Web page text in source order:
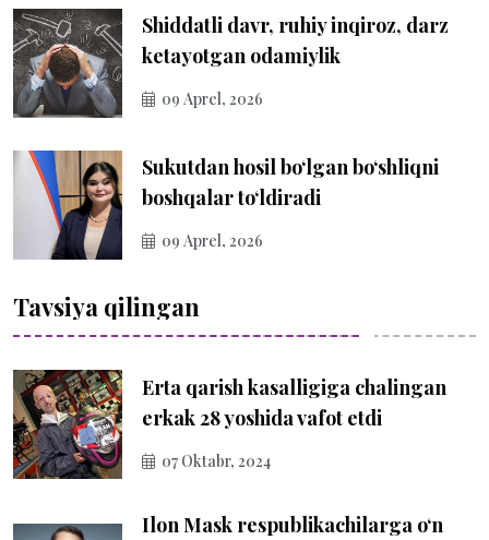
Shiddatli davr, ruhiy inqiroz, darz
ketayotgan odamiylik
09 Aprel, 2026
Sukutdan hosil bo‘lgan bo‘shliqni
boshqalar to‘ldiradi
09 Aprel, 2026
Tavsiya qilingan
Erta qarish kasalligiga chalingan
erkak 28 yoshida vafot etdi
07 Oktabr, 2024
Ilon Mask respublikachilarga o‘n